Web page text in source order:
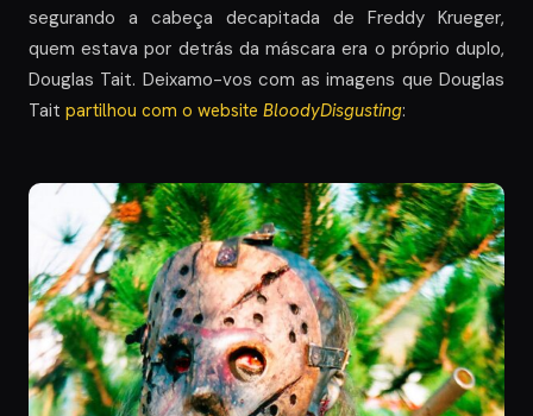
segurando a cabeça decapitada de Freddy Krueger,
quem estava por detrás da máscara era o próprio duplo,
Douglas Tait. Deixamo-vos com as imagens que Douglas
Tait partilhou com o website BloodyDisgusting: